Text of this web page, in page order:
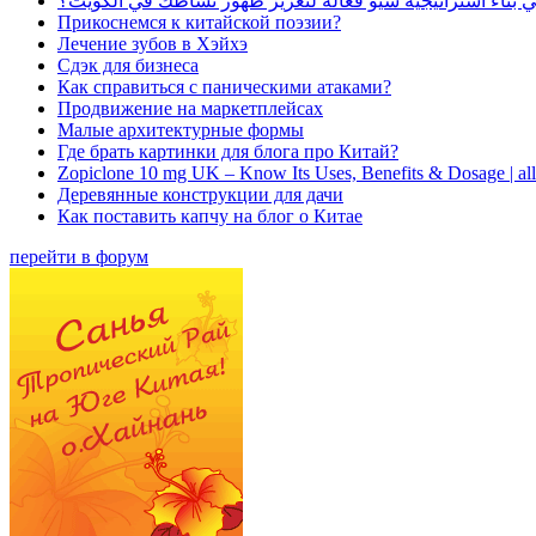
Прикоснемся к китайской поэзии?
Лечение зубов в Хэйхэ
Сдэк для бизнеса
Как справиться с паническими атаками?
Продвижение на маркетплейсах
Малые архитектурные формы
Где брать картинки для блога про Китай?
Zopiclone 10 mg UK – Know Its Uses, Benefits & Dosage |
Деревянные конструкции для дачи
Как поставить капчу на блог о Китае
перейти в форум